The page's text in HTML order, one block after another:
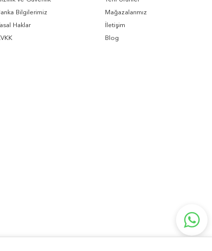
Bilgilerimiz
Haklar
Mağazalarımız
İletişim
Blog